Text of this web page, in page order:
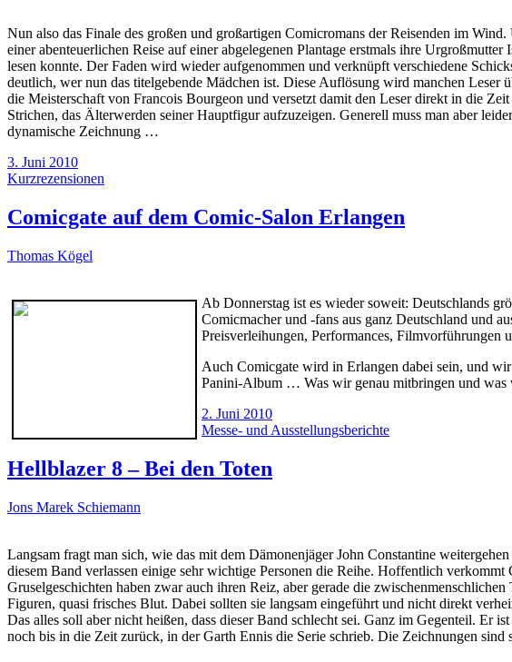
Nun also das Finale des großen und großartigen Comicromans der Reisenden im
einer abenteuerlichen Reise auf einer abgelegenen Plantage erstmals ihre
lesen konnte. Der Faden wird wieder aufgenommen und verknüpft verschiedene
deutlich, wer nun das titelgebende Mädchen ist. Diese Auflösung wird manchen Leser
die Meisterschaft von Francois Bourgeon und versetzt damit den Leser direkt in die
Strichen, das Älterwerden seiner Hauptfigur aufzuzeigen. Generell muss man aber
dynamische Zeichnung …
3. Juni 2010
Kurzrezensionen
Comicgate auf dem Comic-Salon Erlangen
Thomas Kögel
Ab Donnerstag ist es wieder soweit: Deutschlands
Comicmacher und -fans aus ganz Deutschland und
Preisverleihungen, Performances, Filmvorführungen
Auch Comicgate wird in Erlangen dabei sein, und
Panini-Album … Was wir genau mitbringen und was
2. Juni 2010
Messe- und Ausstellungsberichte
Hellblazer 8 – Bei den Toten
Jons Marek Schiemann
Langsam fragt man sich, wie das mit dem Dämonenjäger John Constantine
diesem Band verlassen einige sehr wichtige Personen die Reihe. Hoffentlich
Gruselgeschichten haben zwar auch ihren Reiz, aber gerade die
Figuren, quasi frisches Blut. Dabei sollten sie langsam eingeführt und nicht direkt
Das alles soll aber nicht heißen, dass dieser Band schlecht sei. Ganz im Gegenteil. Er
noch bis in die Zeit zurück, in der Garth Ennis die Serie schrieb. Die Zeichnungen